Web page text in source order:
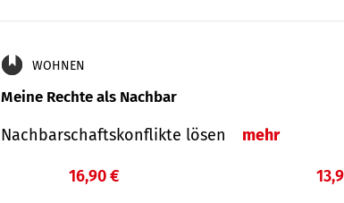
WOHNEN
Meine Rechte als Nachbar
Nach­bar­schafts­konflikte lösen mehr
16,90 €